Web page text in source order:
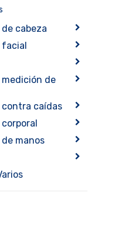
cabeza
medición de
caídas
manos